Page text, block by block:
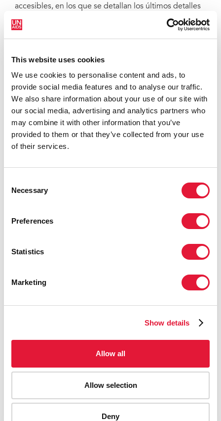
This website uses cookies
We use cookies to personalise content and ads, to
provide social media features and to analyse our traffic.
We also share information about your use of our site with
our social media, advertising and analytics partners who
may combine it with other information that you’ve
provided to them or that they’ve collected from your use
of their services.
Selection
Necessary
Preferences
Statistics
Marketing
Show details
Allow all
Allow selection
Deny
accesibles, en los que se detallan los últimos detalles
epidemiológicos, las pruebas del impacto de las
intervenciones en materia de derechos humanos, los
tema. Folletos publicados en junio de 2021:La
penalización del VIH,El VIH y las personas que
consumen drogas ,El VIH, y los hombres
homosexuales y los hombres que mantienen
relaciones sexuales con hombres,El VIH, y las
personas transgénero y las personas de género
diverso,El VIH y el trabajo sexual
Cuatro folletos adicionales se publicarán a lo largo del